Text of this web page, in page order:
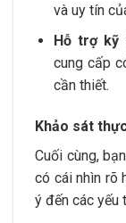
và uy tín
Hỗ trợ
cung cấp
cần thiết.
Khảo sát
Cuối cùng,
có cái nhìn rõ
ý đến các yếu